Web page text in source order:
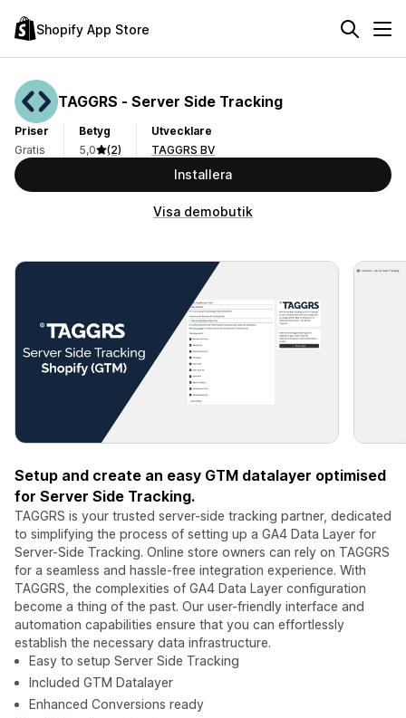
Shopify App Store
TAGGRS ‑ Server Side Tracking
Priser
Gratis
Betyg
5,0
(2)
Utvecklare
TAGGRS BV
Installera
Visa demobutik
Setup and create an easy GTM datalayer optimised
for Server Side Tracking.
TAGGRS is your trusted server-side tracking partner, dedicated
to simplifying the process of setting up a GA4 Data Layer for
Server-Side Tracking. Online store owners can rely on TAGGRS
for a seamless and hassle-free integration experience. With
TAGGRS, the complexities of GA4 Data Layer configuration
become a thing of the past. Our user-friendly interface and
automation capabilities ensure that you can effortlessly
establish the necessary data infrastructure.
Easy to setup Server Side Tracking
Included GTM Datalayer
Enhanced Conversions ready